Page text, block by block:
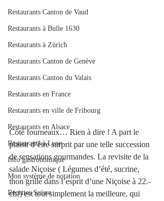
Restaurants Canton de Vaud
Restaurants à Bulle 1630
Restaurants à Zürich
Restaurants Canton de Genève
Restaurants Canton du Valais
Restaurants en France
Restaurants en ville de Fribourg
Restaurants en Alsace
Restaurants à Lyon
Info gastronomique
Mon système de notation
Recettes Suisse
Côté fourneaux… Rien à dire ! A part le
plaisir d’être surprit par une telle succession
de sensations gourmandes. La revisite de la
salade Niçoise ( Légumes d’été, sucrine,
thon grillé dans l’esprit d’une Niçoise à 22.-
chf) est tout simplement la meilleure, qui